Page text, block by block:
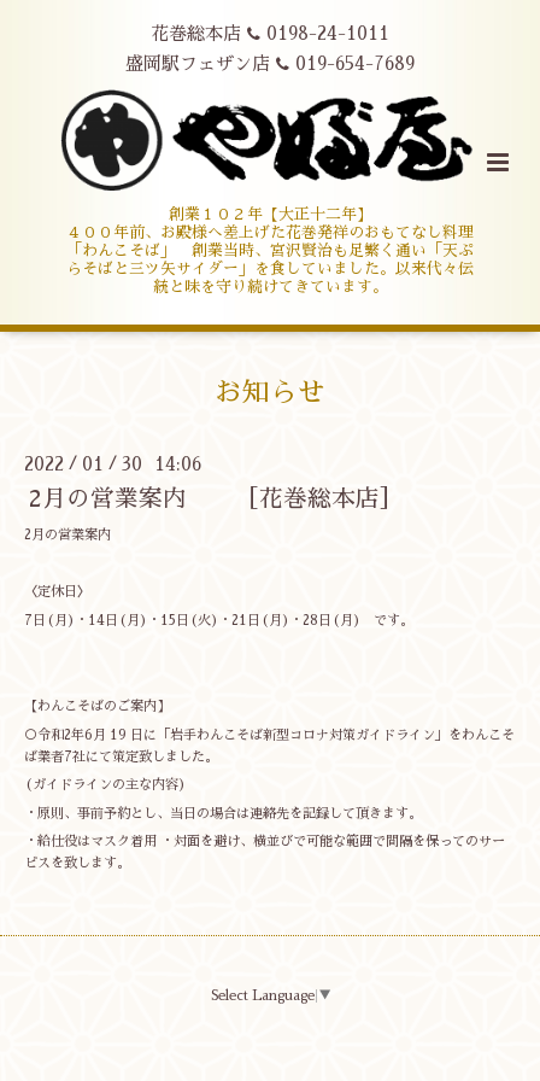
花巻総本店
0198-24-1011
盛岡駅フェザン店
019-654-7689
創業１０２年【大正十二年】
４００年前、お殿様へ差上げた花巻発祥のおもてなし料理
「わんこそば」 創業当時、宮沢賢治も足繁く通い「天ぷ
らそばと三ツ矢サイダー」を食していました。以来代々伝
統と味を守り続けてきています。
お知らせ
2022 / 01 / 30 14:06
2月の営業案内 ［花巻総本店］
2月の営業案内
〈定休日〉
7日(月)・14日(月)・15日(火)・21日(月)・28日(月) です。
【わんこそばのご案内】
○令和2年6月 19 日に「岩手わんこそば新型コロナ対策ガイドライン」をわんこそ
ば業者7社にて策定致しました。
(ガイドラインの主な内容)
・原則、事前予約とし、当日の場合は連絡先を記録して頂きます。
・給仕役はマスク着用 ・対面を避け、横並びで可能な範囲で間隔を保ってのサー
ビスを致します。
Select Language ▼